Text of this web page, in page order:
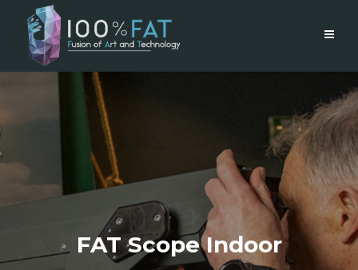
FAT Scope Indoor